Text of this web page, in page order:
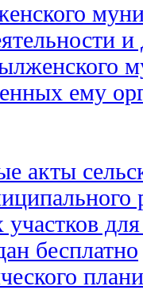
ему
акты
бесплатно